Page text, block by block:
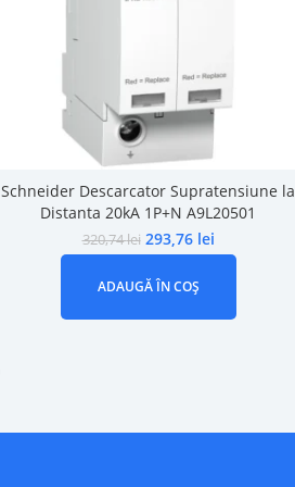
Schneider Descarcator Supratensiune la
Distanta 20kA 1P+N A9L20501
320,74lei 293,76 lei
ADAUGĂ ÎN COȘ